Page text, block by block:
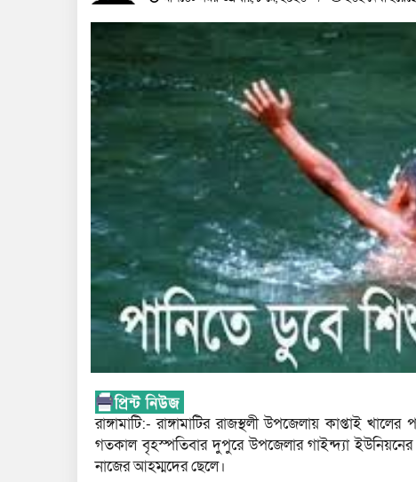
রাঙ্গামাটি:- রাঙ্গামাটির রাজস্থলী উপজেলায় কাপ্তাই
গতকাল বৃহস্পতিবার দুপুরে উপজেলার গাইন্দ্যা
নাজের আহম্মদের ছেলে।